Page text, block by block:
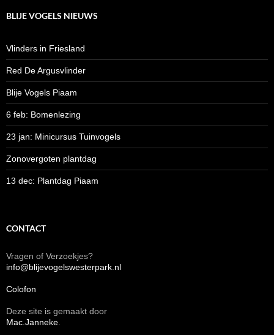
BLIJE VOGELS NIEUWS
Vlinders in Friesland
Red De Argusvlinder
Blije Vogels Piaam
6 feb: Bomenlezing
23 jan: Minicursus Tuinvogels
Zonovergoten plantdag
13 dec: Plantdag Piaam
CONTACT
Vragen of Verzoekjes?
info@blijevogelswesterpark.nl
Colofon
Deze site is gemaakt door
Mac.Janneke